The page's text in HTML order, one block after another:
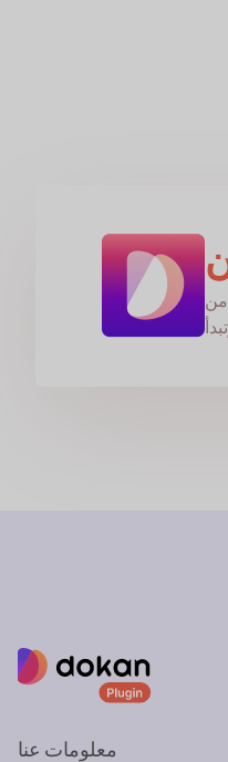
من
معلومات عنا